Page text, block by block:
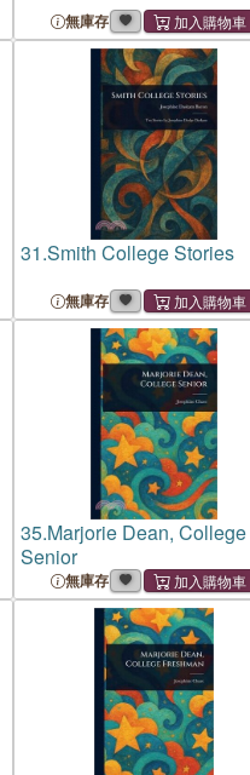
無庫存
31.Smith College Stories
無庫存
35.Marjorie Dean, College
Senior
無庫存